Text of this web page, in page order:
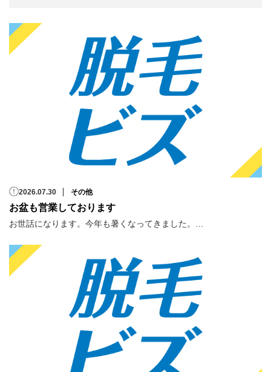
2026.07.30 その他
お盆も営業しております
お世話になります。今年も暑くなってきました。…